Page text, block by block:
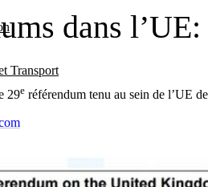
Transport
dans
29e référendum tenu au sein de l’UE